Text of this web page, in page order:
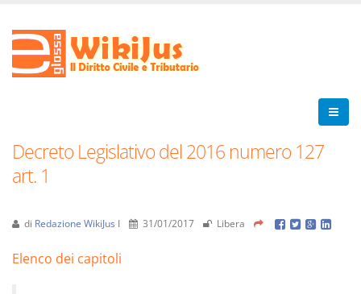
Decreto Legislativo del 2016 numero 127
art. 1
di Redazione WikiJus I 31/01/2017 Libera
Elenco dei capitoli